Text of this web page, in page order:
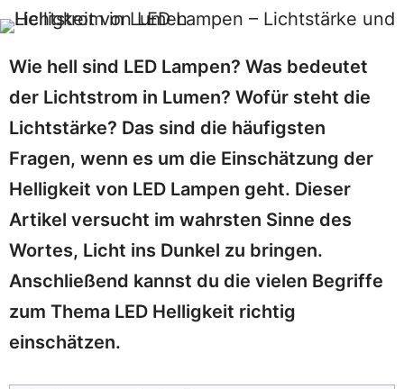
Wie hell sind LED Lampen? Was bedeutet
der Lichtstrom in Lumen? Wofür steht die
Lichtstärke? Das sind die häufigsten
Fragen, wenn es um die Einschätzung der
Helligkeit von LED Lampen geht. Dieser
Artikel versucht im wahrsten Sinne des
Wortes, Licht ins Dunkel zu bringen.
Anschließend kannst du die vielen Begriffe
zum Thema LED Helligkeit richtig
einschätzen.